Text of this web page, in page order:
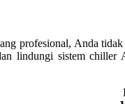
profesional, Anda tidak
lindungi sistem